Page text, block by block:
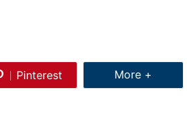
Pinterest
Share
Share More
More +